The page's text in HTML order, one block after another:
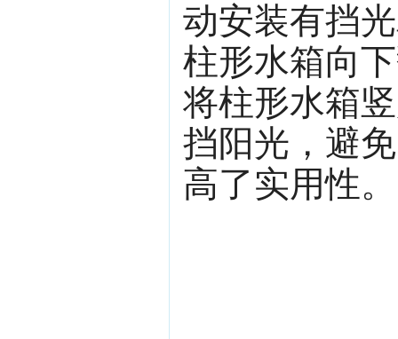
动安装有挡
柱形水箱向
将柱形水箱
挡阳光，避
高了实用性。